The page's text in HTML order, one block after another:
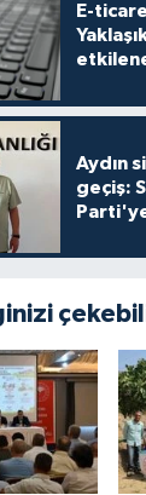
E-
Aydın
geçiş: